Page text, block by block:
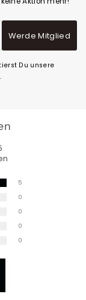
Werde Mitglied
Du unsere
5
0
0
0
0